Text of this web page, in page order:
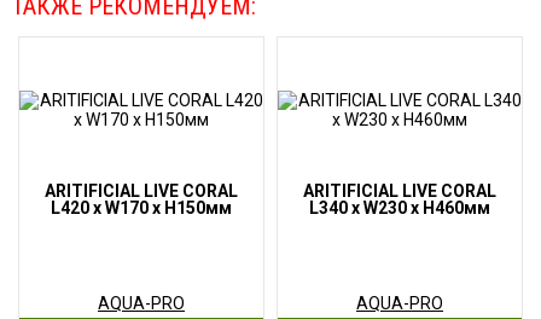
ТАКЖЕ РЕКОМЕНДУЕМ:
ARITIFICIAL LIVE CORAL
L420 x W170 x H150мм
AQUA-PRO
ARITIFICIAL LIVE CORAL
L340 x W230 x H460мм
AQUA-PRO